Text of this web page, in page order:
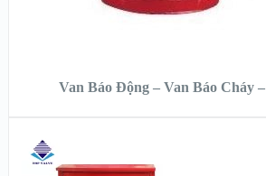
Van Báo Động – Van Báo Cháy